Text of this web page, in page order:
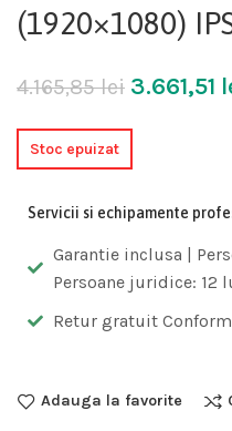
(1920×1080)
4.165,85lei 3.661,51
Stoc epuizat
Servicii si echipamente
Garantie inclusa |
Persoane juridice: 12
Retur gratuit
Adauga la favorite